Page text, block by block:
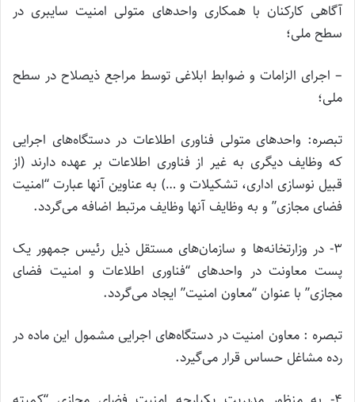
آگاهی کارکنان با همکاری واحدهای متولی امنیت سایبری در
سطح ملی؛
– اجرای الزامات و ضوابط ابلاغی توسط مراجع ذیصلاح در سطح
ملی؛
تبصره: واحدهای متولی فناوری اطلاعات در دستگاه‌های اجرایی
که وظایف دیگری به غیر از فناوری اطلاعات بر عهده دارند (از
قبیل نوسازی اداری، تشکیلات و …) به عناوین آنها عبارت “امنیت
فضای مجازی” و به وظایف آنها وظایف مرتبط اضافه می‌گردد.
۳- در وزارتخانه‌ها و سازمان‌های مستقل ذیل رئیس جمهور یک
پست معاونت در واحدهای “فناوری اطلاعات و امنیت فضای
مجازی” با عنوان “معاون امنیت” ایجاد می‌گردد.
تبصره : معاون امنیت در دستگاه‌های اجرایی مشمول این ماده در
رده مشاغل حساس قرار می‌گیرد.